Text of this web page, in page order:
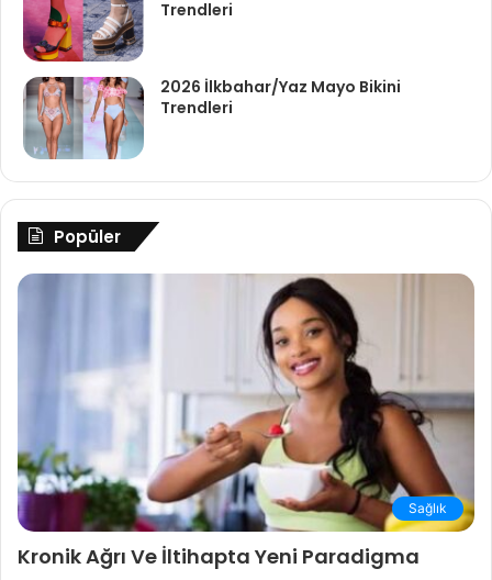
Trendleri
2026 İlkbahar/Yaz Mayo Bikini
Trendleri
Popüler
Sağlık
Kronik Ağrı Ve İltihapta Yeni Paradigma